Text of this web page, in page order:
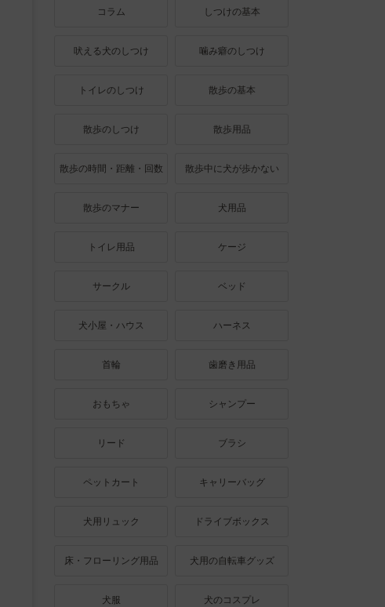
コラム しつけの基本
吠える犬のしつけ 噛み癖のしつけ
トイレのしつけ 散歩の基本
散歩のしつけ 散歩用品
散歩の時間・距離・回数 散歩中に犬が歩かない
散歩のマナー 犬用品
トイレ用品 ケージ
サークル ベッド
犬小屋・ハウス ハーネス
首輪 歯磨き用品
おもちゃ シャンプー
リード ブラシ
ペットカート キャリーバッグ
犬用リュック ドライブボックス
床・フローリング用品 犬用の自転車グッズ
犬服 犬のコスプレ